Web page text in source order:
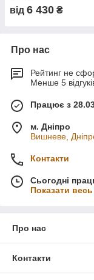
від 6 430 ₴
Про нас
Рейтинг не
Менше 5
Працює з
м. Дніпро
Вишневе,
Контакти
Сьогодні
Показати
Про нас
Контакти